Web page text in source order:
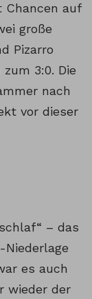
Chancen auf
große
Pizarro
3:0. Die
nach
vor dieser
– das
es auch
wieder der